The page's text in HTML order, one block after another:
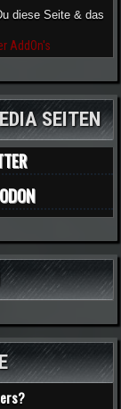
diese Seite & das
AddOn's
SEITEN